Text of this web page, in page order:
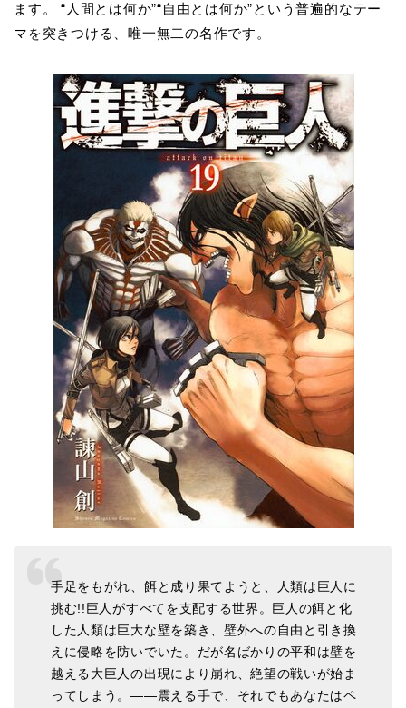
ます。 “人間とは何か”“自由とは何か”という普遍的なテー
マを突きつける、唯一無二の名作です。
手足をもがれ、餌と成り果てようと、人類は巨人に
挑む!!巨人がすべてを支配する世界。巨人の餌と化
した人類は巨大な壁を築き、壁外への自由と引き換
えに侵略を防いでいた。だが名ばかりの平和は壁を
越える大巨人の出現により崩れ、絶望の戦いが始ま
ってしまう。――震える手で、それでもあなたはペ